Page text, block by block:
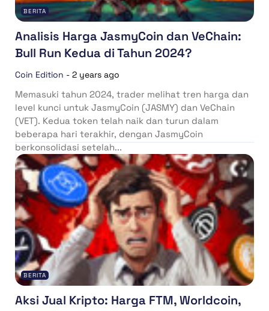
BERITA
Analisis Harga JasmyCoin dan VeChain:
Bull Run Kedua di Tahun 2024?
Coin Edition - 2 years ago
Memasuki tahun 2024, trader melihat tren harga dan
level kunci untuk JasmyCoin (JASMY) dan VeChain
(VET). Kedua token telah naik dan turun dalam
beberapa hari terakhir, dengan JasmyCoin
berkonsolidasi setelah...
BERITA
Aksi Jual Kripto: Harga FTM, Worldcoin,